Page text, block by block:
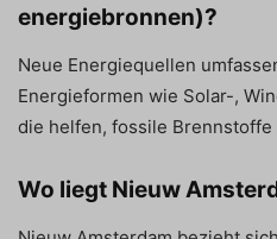
energiebronnen)?
Neue Energiequellen
Energieformen wie Solar-,
die helfen, fossile Brennstoffe
Wo liegt Nieuw